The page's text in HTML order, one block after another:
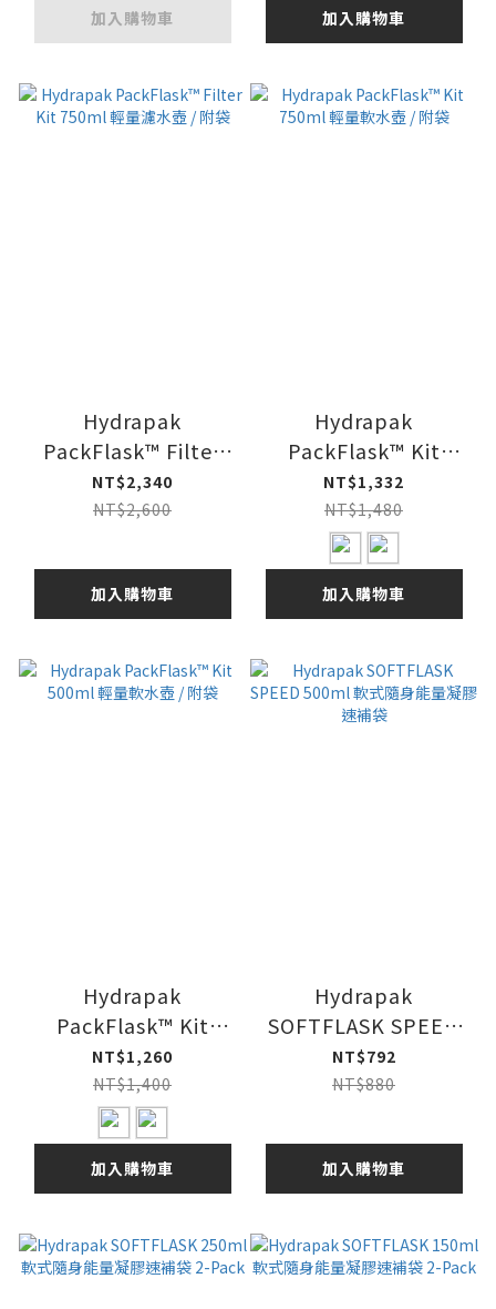
加入購物車
加入購物車
Hydrapak
PackFlask™ Filter
Kit 750ml 輕量濾水壺
/ 附袋
NT$2,340
NT$2,600
加入購物車
Hydrapak
PackFlask™ Kit
750ml 輕量軟水壺 /
附袋
NT$1,332
NT$1,480
加入購物車
Hydrapak
PackFlask™ Kit
500ml 輕量軟水壺 /
附袋
NT$1,260
NT$1,400
加入購物車
Hydrapak
SOFTFLASK SPEED
500ml 軟式隨身能量
凝膠速補袋
NT$792
NT$880
加入購物車